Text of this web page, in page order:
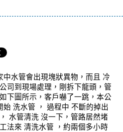
中水管會出現塊狀異物，而且 冷
司到現場處理，剛拆下龍頭，管
下圖所示，客戶嚇了一跳，本公
始 洗水管 ， 過程中 不斷的掉出
水管清洗 沒一下，管路居然堵
法來 清洗水管 ，約兩個多小時